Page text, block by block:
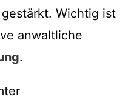
Wichtig ist
anwaltliche
.